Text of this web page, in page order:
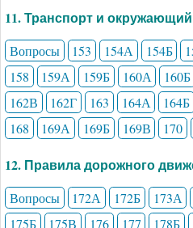
11. Транспорт и
Вопросы 153 154А 154Б
158
159А 159Б 160А 160Б
162В
162Г 163 164А 164Б
168
169А 169Б 169В 170
12. Правила дорожного
Вопросы 172А 172Б 173А
175Б
175В 176 177 178Б